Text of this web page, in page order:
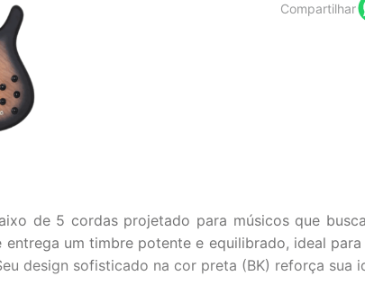
Compartilhar
de 5 cordas projetado para músicos que
um timbre potente e equilibrado, ideal
design sofisticado na cor preta (BK) reforça